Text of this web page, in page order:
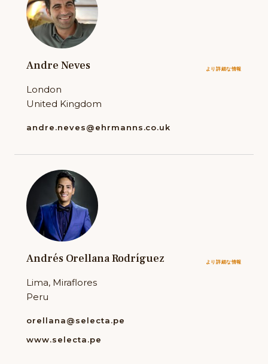
Andre Neves より詳細な情報
London
United Kingdom
andre.neves@ehrmanns.co.uk
Andrés Orellana Rodríguez より詳細な情報
Lima, Miraflores
Peru
orellana@selecta.pe
www.selecta.pe